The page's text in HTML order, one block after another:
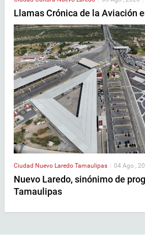
Llamas Crónica de la Aviación
Ciudad Nuevo Laredo Tamaulipas 04 Ago ,
Nuevo Laredo, sinónimo de
Tamaulipas